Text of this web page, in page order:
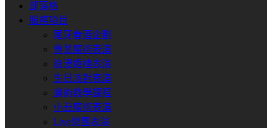
部落格
服務項目
尾牙春酒企劃
專業魔術表演
浪漫婚禮表演
生日派對表演
魔術教學課程
小丑魔術表演
Live樂團表演